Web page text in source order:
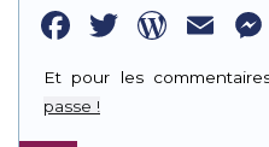
Facebook
Twitter
Et pour les
passe !